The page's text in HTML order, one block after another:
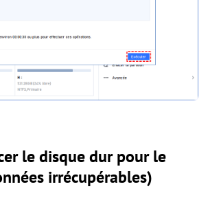
le disque dur pour le
irrécupérables)